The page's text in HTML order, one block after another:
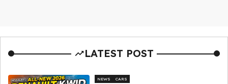
LATEST POST
NEWS CARS